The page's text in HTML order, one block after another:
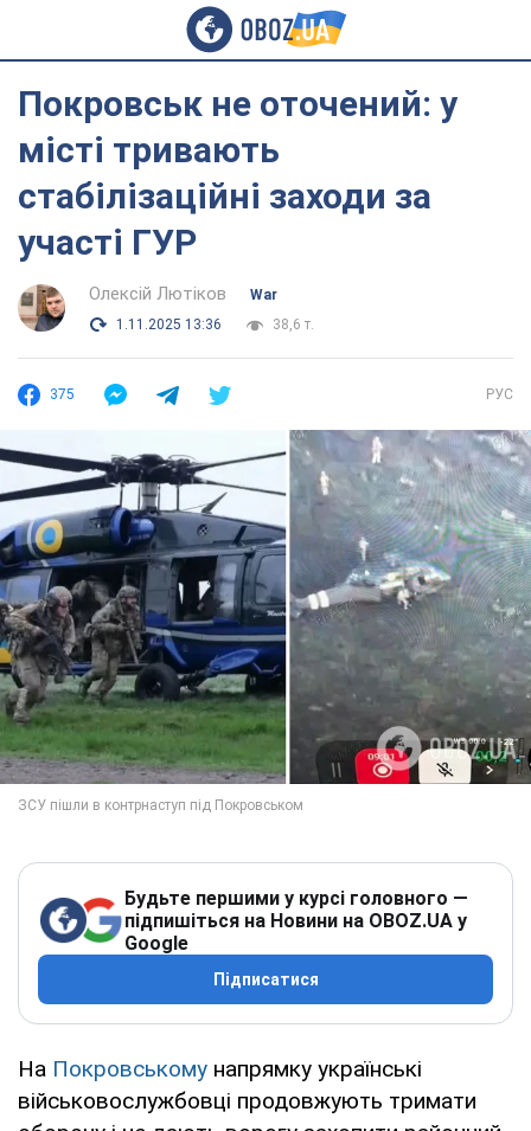
Покровськ не оточений: у
місті тривають
стабілізаційні заходи за
участі ГУР
Олексій Лютіков
War
1.11.2025 13:36
38,6 т.
375 РУС
Будьте першими у курсі головного —
підпишіться на Новини на OBOZ.UA у
Google
Підписатися
На Покровському напрямку українські
військовослужбовці продовжують тримати